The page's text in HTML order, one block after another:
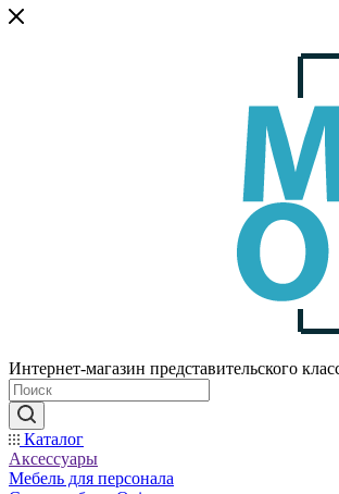
Интернет-магазин представительского
Каталог
Аксессуары
Мебель для персонала